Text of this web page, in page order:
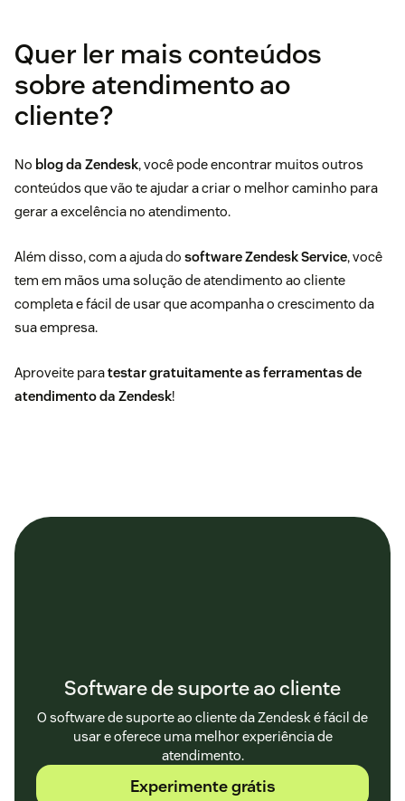
Quer ler mais conteúdos
sobre atendimento ao
cliente?
No blog da Zendesk, você pode encontrar muitos outros
conteúdos que vão te ajudar a criar o melhor caminho para
gerar a excelência no atendimento.
Além disso, com a ajuda do software Zendesk Service, você
tem em mãos uma solução de atendimento ao cliente
completa e fácil de usar que acompanha o crescimento da
sua empresa.
Aproveite paratestar gratuitamente as ferramentas de
atendimento da Zendesk!
Software de suporte ao cliente
O software de suporte ao cliente da Zendesk é fácil de
usar e oferece uma melhor experiência de
atendimento.
Experimente grátis